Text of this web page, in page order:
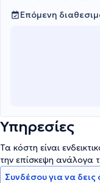
Επόμενη
Υπηρεσίες
Τα κόστη είναι
την επίσκεψη ανάλογα
Συνδέσου για να